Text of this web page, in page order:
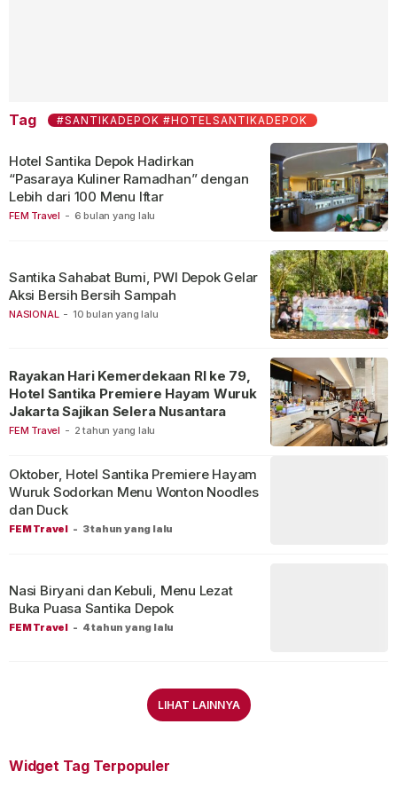
Tag #SANTIKADEPOK #HOTELSANTIKADEPOK
FEM Travel - 6 bulan yang lalu
Hotel Santika Depok Hadirkan
“Pasaraya Kuliner Ramadhan” dengan
Lebih dari 100 Menu Iftar
NASIONAL - 10 bulan yang lalu
Santika Sahabat Bumi, PWI Depok Gelar
Aksi Bersih Bersih Sampah
FEM Travel - 2 tahun yang lalu
Rayakan Hari Kemerdekaan RI ke 79,
Hotel Santika Premiere Hayam Wuruk
Jakarta Sajikan Selera Nusantara
FEM Travel - 3 tahun yang lalu
Oktober, Hotel Santika Premiere Hayam
Wuruk Sodorkan Menu Wonton Noodles
dan Duck
FEM Travel - 4 tahun yang lalu
Nasi Biryani dan Kebuli, Menu Lezat
Buka Puasa Santika Depok
LIHAT LAINNYA
Widget Tag Terpopuler